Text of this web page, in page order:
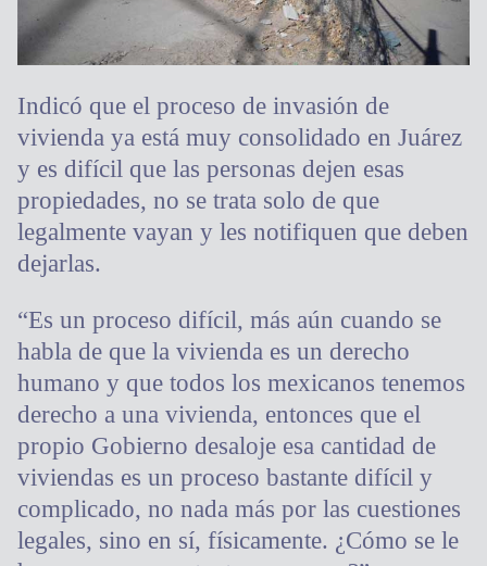
Indicó que el proceso de invasión de
vivienda ya está muy consolidado en Juárez
y es difícil que las personas dejen esas
propiedades, no se trata solo de que
legalmente vayan y les notifiquen que deben
dejarlas.
“Es un proceso difícil, más aún cuando se
habla de que la vivienda es un derecho
humano y que todos los mexicanos tenemos
derecho a una vivienda, entonces que el
propio Gobierno desaloje esa cantidad de
viviendas es un proceso bastante difícil y
complicado, no nada más por las cuestiones
legales, sino en sí, físicamente. ¿Cómo se le